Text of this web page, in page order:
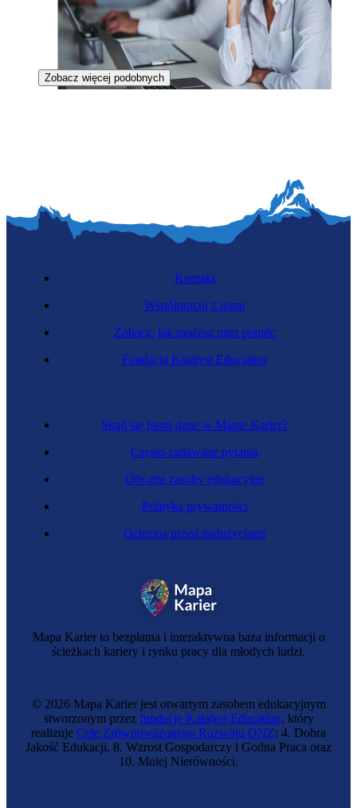
Specjalistka e-mail marketingu
Zobacz więcej podobnych
Mapa Karier to bezpłatna i interaktywna baza informacji o
ścieżkach kariery i rynku pracy dla młodych ludzi.
Skąd się biorą dane w Mapie Karier?
Często zadawane pytania
Otwarte zasoby edukacyjne
Polityka prywatności
Ochrona przed nadużyciami
Kontakt
Współpracuj z nami
Zobacz, jak możesz nam pomóc
Fundacja Katalyst Education
© 2026 Mapa Karier jest otwartym zasobem edukacyjnym
stworzonym przez fundację Katalyst Education, który
realizuje Cele Zrównoważonego Rozwoju ONZ: 4. Dobra
Jakość Edukacji, 8. Wzrost Gospodarczy i Godna Praca oraz
10. Mniej Nierówności.